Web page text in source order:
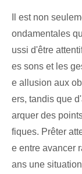
Il est non
ondamentales
ussi d'être
es sons et les
e allusion aux
ers, tandis que
arquer des
fiques. Prêter
e entre avancer
ans une